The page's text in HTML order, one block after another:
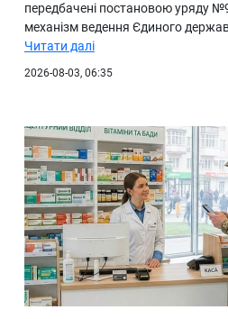
передбачені постановою уряду
механізм ведення Єдиного
Читати далі
2026-08-03, 06:35